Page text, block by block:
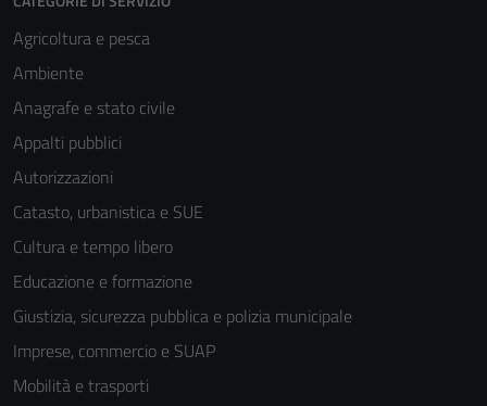
Agricoltura e pesca
Ambiente
Anagrafe e stato civile
Appalti pubblici
Autorizzazioni
Catasto, urbanistica e SUE
Cultura e tempo libero
Educazione e formazione
Giustizia, sicurezza pubblica e polizia municipale
Imprese, commercio e SUAP
Mobilità e trasporti